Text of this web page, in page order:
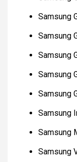
Samsung
Samsung
Samsung
Samsung
Samsung
Samsung
Samsung
Samsung